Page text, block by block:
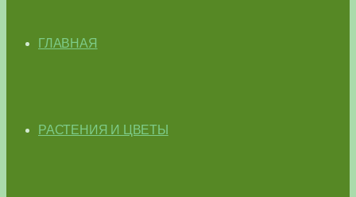
ГЛАВНАЯ
РАСТЕНИЯ И ЦВЕТЫ